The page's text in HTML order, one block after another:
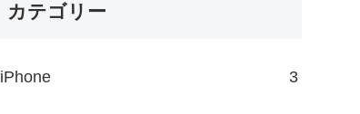
カテゴリー
iPhone 3